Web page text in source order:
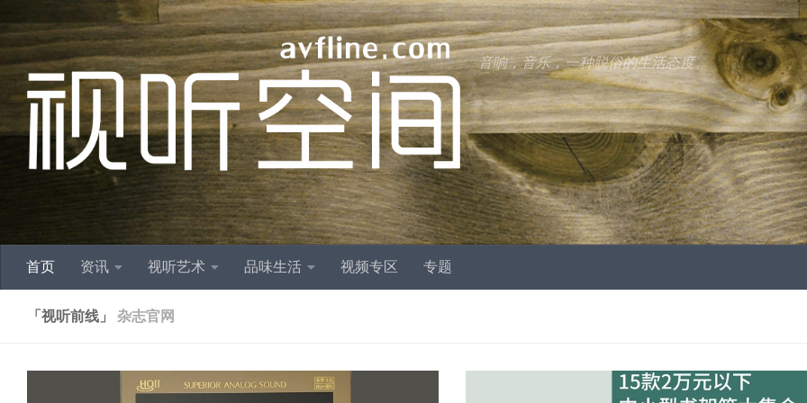
跳至内容
音响，音乐，一种脱俗的生活态度。
首页 资讯 视听艺术 品味生活 视频专区 专题
「视听前线」 杂志官网